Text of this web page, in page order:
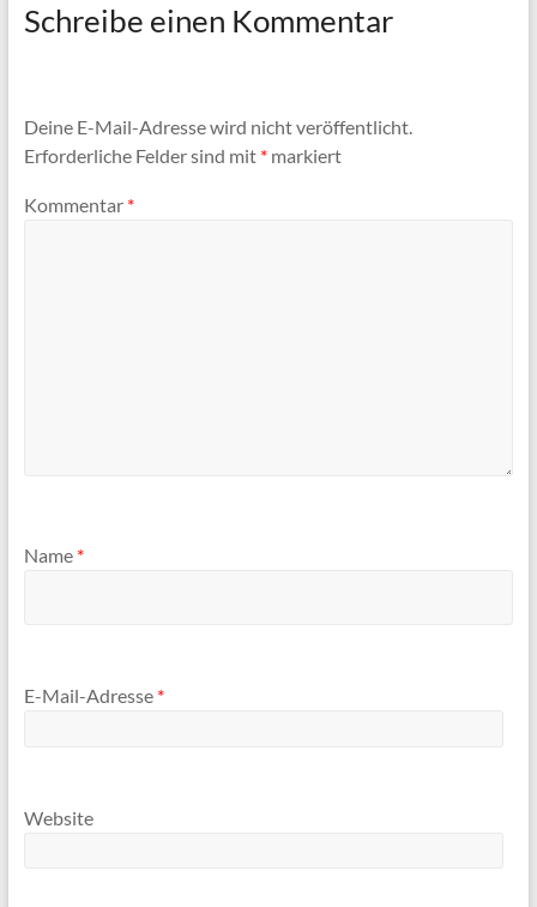
Schreibe einen Kommentar
Deine E-Mail-Adresse wird nicht veröffentlicht.
Erforderliche Felder sind mit *markiert
Kommentar *
Name *
E-Mail-Adresse *
Website